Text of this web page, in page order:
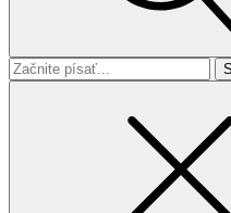
Search
for